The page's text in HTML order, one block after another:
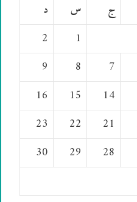
ج س
د
1
2
7
8
9
14
15
16
21
22
23
28
29
30